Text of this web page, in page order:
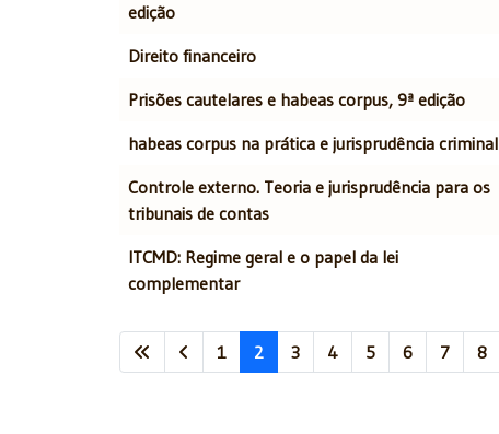
edição
Direito financeiro
Prisões cautelares e habeas corpus, 9ª edição
habeas corpus na prática e jurisprudência criminal
Controle externo. Teoria e jurisprudência para os
tribunais de contas
ITCMD: Regime geral e o papel da lei
complementar
1 2 3 4 5 6 7 8